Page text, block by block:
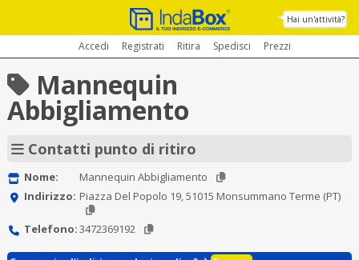
Hai un'attività?
Accedi Registrati Ritira Spedisci Prezzi
Mannequin
Abbigliamento
Contatti punto di ritiro
Nome:
Mannequin Abbigliamento
Indirizzo: Piazza Del Popolo 19, 51015 Monsummano Terme (PT)
Telefono:3472369192